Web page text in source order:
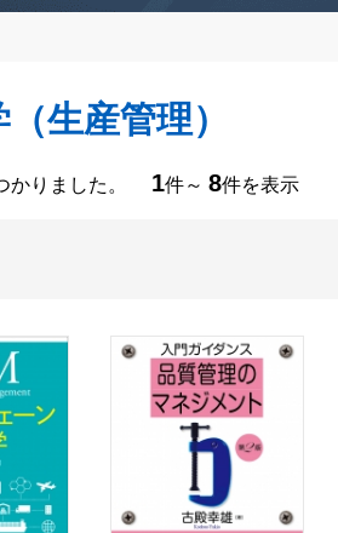
生産管理）
かりました。 1件～ 8件を表示